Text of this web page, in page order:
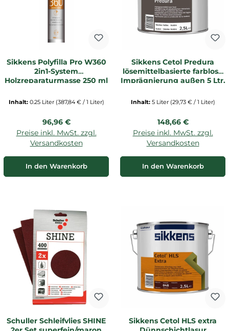
Sikkens Polyfilla Pro W360
2in1-System
Holzreparaturmasse 250 ml
Inhalt: 0.25 Liter (387,84 € / 1 Liter)
Regulärer Preis:
96,96 €
Preise inkl. MwSt. zzgl.
Versandkosten
In den Warenkorb
Sikkens Cetol Predura
lösemittelbasierte farblose
Imprägnierung außen 5 Ltr.
Inhalt: 5 Liter (29,73 € / 1 Liter)
Regulärer Preis:
148,66 €
Preise inkl. MwSt. zzgl.
Versandkosten
In den Warenkorb
Schuller Schleifvlies SHINE
Sikkens Cetol HLS extra